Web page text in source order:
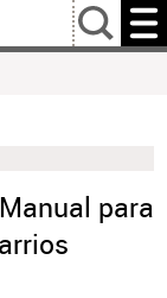
…
para